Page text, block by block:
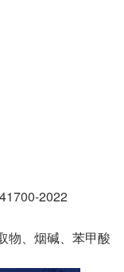
2022
物、烟碱、苯甲酸